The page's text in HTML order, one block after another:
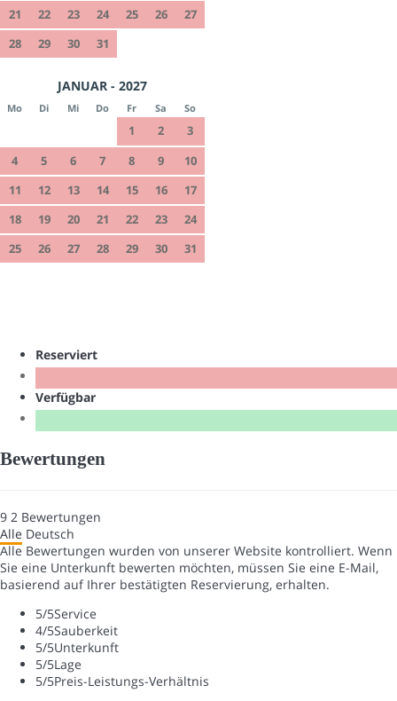
21
22 23 24 25 26
27
28
29 30 31
JANUAR - 2027
Mo Di Mi Do Fr Sa So
1 2
3
4
5 6 7 8 9
10
11
12 13 14 15 16
17
18
19 20 21 22 23
24
25
26 27 28 29 30 31
Reserviert
Verfügbar
Bewertungen
9 2 Bewertungen
Alle Deutsch
Alle Bewertungen wurden von unserer Website kontrolliert. Wenn
Sie eine Unterkunft bewerten möchten, müssen Sie eine E-Mail,
basierend auf Ihrer bestätigten Reservierung, erhalten.
5/5Service
4/5Sauberkeit
5/5Unterkunft
5/5Lage
5/5Preis-Leistungs-Verhältnis